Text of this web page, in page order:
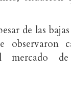
de las
observaron
mercado